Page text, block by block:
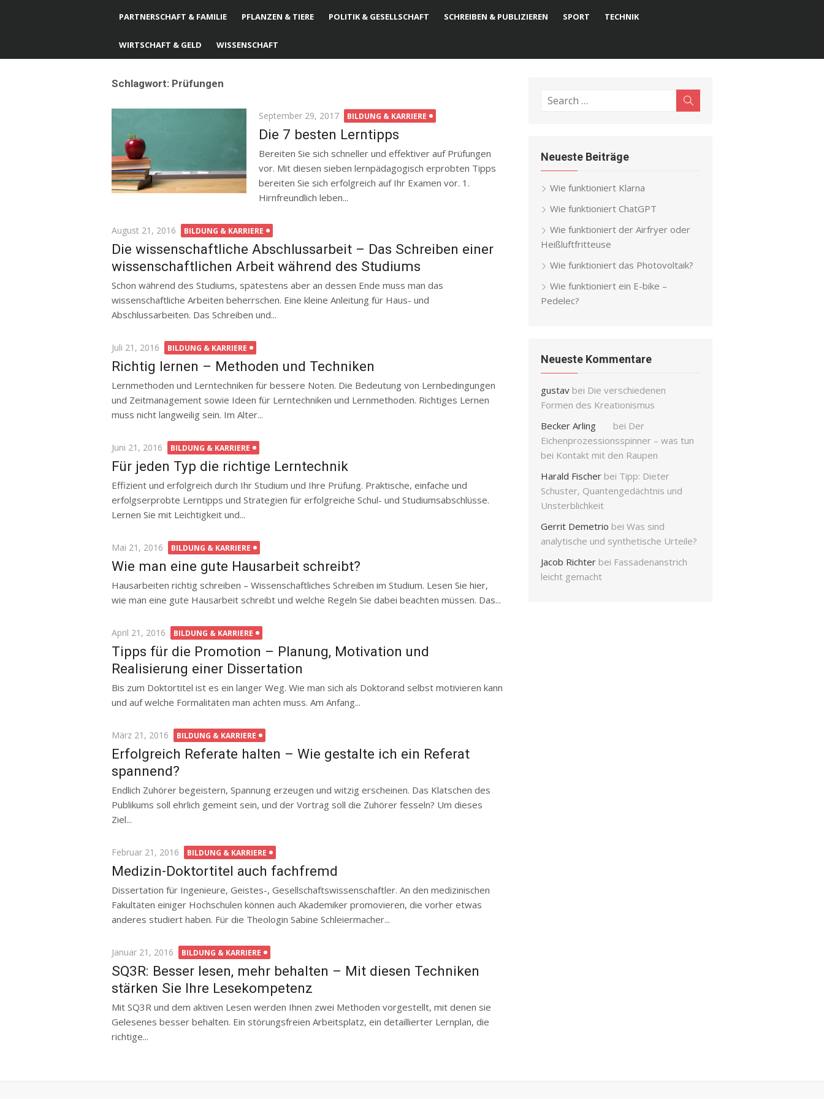
PARTNERSCHAFT & FAMILIE PFLANZEN & TIERE POLITIK & GESELLSCHAFT SCHREIBEN & PUBLIZIEREN SPORT TECHNIK
WIRTSCHAFT & GELD WISSENSCHAFT
Schlagwort: Prüfungen
Posted
on
September 29, 2017 BILDUNG & KARRIERE
Die 7 besten Lerntipps
Bereiten Sie sich schneller und effektiver auf Prüfungen
vor. Mit diesen sieben lernpädagogisch erprobten Tipps
bereiten Sie sich erfolgreich auf Ihr Examen vor. 1.
Hirnfreundlich leben...
Posted
on
August 21, 2016 BILDUNG & KARRIERE
Die wissenschaftliche Abschlussarbeit – Das Schreiben einer
wissenschaftlichen Arbeit während des Studiums
Schon während des Studiums, spätestens aber an dessen Ende muss man das
wissenschaftliche Arbeiten beherrschen. Eine kleine Anleitung für Haus- und
Abschlussarbeiten. Das Schreiben und...
Posted
on
Juli 21, 2016 BILDUNG & KARRIERE
Richtig lernen – Methoden und Techniken
Lernmethoden und Lerntechniken für bessere Noten. Die Bedeutung von Lernbedingungen
und Zeitmanagement sowie Ideen für Lerntechniken und Lernmethoden. Richtiges Lernen
muss nicht langweilig sein. Im Alter...
Posted
on
Juni 21, 2016 BILDUNG & KARRIERE
Für jeden Typ die richtige Lerntechnik
Effizient und erfolgreich durch Ihr Studium und Ihre Prüfung. Praktische, einfache und
erfolgserprobte Lerntipps und Strategien für erfolgreiche Schul- und Studiumsabschlüsse.
Lernen Sie mit Leichtigkeit und...
Posted
on
Mai 21, 2016 BILDUNG & KARRIERE
Wie man eine gute Hausarbeit schreibt?
Hausarbeiten richtig schreiben – Wissenschaftliches Schreiben im Studium. Lesen Sie hier,
wie man eine gute Hausarbeit schreibt und welche Regeln Sie dabei beachten müssen. Das...
Posted
on
April 21, 2016 BILDUNG & KARRIERE
Tipps für die Promotion – Planung, Motivation und
Realisierung einer Dissertation
Bis zum Doktortitel ist es ein langer Weg. Wie man sich als Doktorand selbst motivieren kann
und auf welche Formalitäten man achten muss. Am Anfang...
Posted
on
März 21, 2016 BILDUNG & KARRIERE
Erfolgreich Referate halten – Wie gestalte ich ein Referat
spannend?
Endlich Zuhörer begeistern, Spannung erzeugen und witzig erscheinen. Das Klatschen des
Publikums soll ehrlich gemeint sein, und der Vortrag soll die Zuhörer fesseln? Um dieses
Ziel...
Posted
on
Februar 21, 2016 BILDUNG & KARRIERE
Medizin-Doktortitel auch fachfremd
Dissertation für Ingenieure, Geistes-, Gesellschaftswissenschaftler. An den medizinischen
Fakultäten einiger Hochschulen können auch Akademiker promovieren, die vorher etwas
anderes studiert haben. Für die Theologin Sabine Schleiermacher...
Posted
on
Januar 21, 2016 BILDUNG & KARRIERE
SQ3R: Besser lesen, mehr behalten – Mit diesen Techniken
stärken Sie Ihre Lesekompetenz
Mit SQ3R und dem aktiven Lesen werden Ihnen zwei Methoden vorgestellt, mit denen sie
Gelesenes besser behalten. Ein störungsfreien Arbeitsplatz, ein detaillierter Lernplan, die
richtige...
Search
Neueste Beiträge
Wie funktioniert Klarna
Wie funktioniert ChatGPT
Wie funktioniert der Airfryer oder
Heißluftfritteuse
Wie funktioniert das Photovoltaik?
Wie funktioniert ein E-bike –
Pedelec?
Neueste Kommentare
gustav bei Die verschiedenen
Formen des Kreationismus
Becker Arling
bei Der
Eichenprozessionsspinner – was tun
bei Kontakt mit den Raupen
Harald Fischer bei Tipp: Dieter
Schuster, Quantengedächtnis und
Unsterblichkeit
Gerrit Demetrio bei Was sind
analytische und synthetische Urteile?
Jacob Richter bei Fassadenanstrich
leicht gemacht